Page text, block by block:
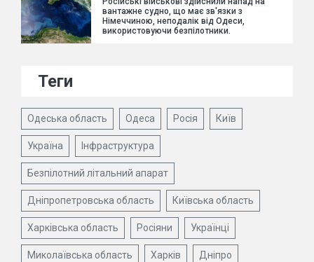
вантажне судно, що має зв'язки з
Німеччиною, неподалік від Одеси,
використовуючи безпілотники.
Теги
Одеська область Одеса Росія Київ
Україна Інфраструктура
Безпілотний літальний апарат
Дніпропетровська область Київська область
Харківська область Росіяни Українці
Миколаївська область Харків Дніпро